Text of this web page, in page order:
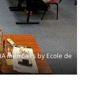
members by Ecole de